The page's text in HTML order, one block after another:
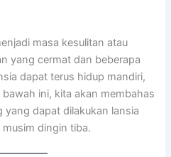
masa kesulitan atau
yang cermat dan beberapa
dapat terus hidup mandiri,
ini, kita akan membahas
dapat dilakukan lansia
dingin tiba.